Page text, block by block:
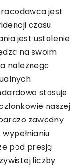
jest
czasu
jest ustalenie
na swoim
należnego
stosuje
naszej
zawodny.
pod presją
liczby